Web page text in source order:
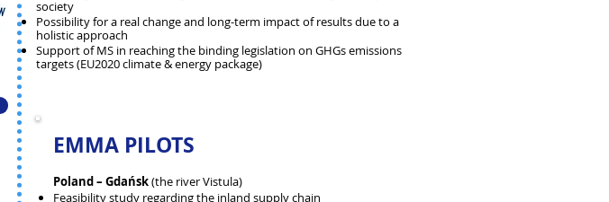
society
Possibility for a real change and long-term impact of results due to a
holistic approach
Support of MS in reaching the binding legislation on GHGs emissions
targets (EU2020 climate & energy package)
EMMA PILOTS
Poland – Gdańsk(the river Vistula)
Feasibility study regarding the inland supply chain